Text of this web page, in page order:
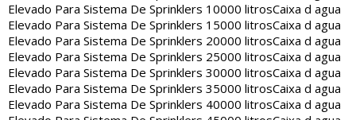
Elevado Para Sistema De Sprinklers 10000 litrosCaixa d agua
Elevado Para Sistema De Sprinklers 15000 litrosCaixa d agua
Elevado Para Sistema De Sprinklers 20000 litrosCaixa d agua
Elevado Para Sistema De Sprinklers 25000 litrosCaixa d agua
Elevado Para Sistema De Sprinklers 30000 litrosCaixa d agua
Elevado Para Sistema De Sprinklers 35000 litrosCaixa d agua
Elevado Para Sistema De Sprinklers 40000 litrosCaixa d agua